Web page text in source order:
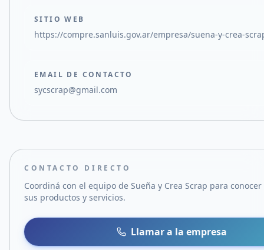
SITIO WEB
https://compre.sanluis.gov.ar/empresa/suena-y-crea-
EMAIL DE CONTACTO
sycscrap@gmail.com
CONTACTO DIRECTO
Coordiná con el equipo de Sueña y Crea Scrap para
sus productos y servicios.
Llamar a la empresa